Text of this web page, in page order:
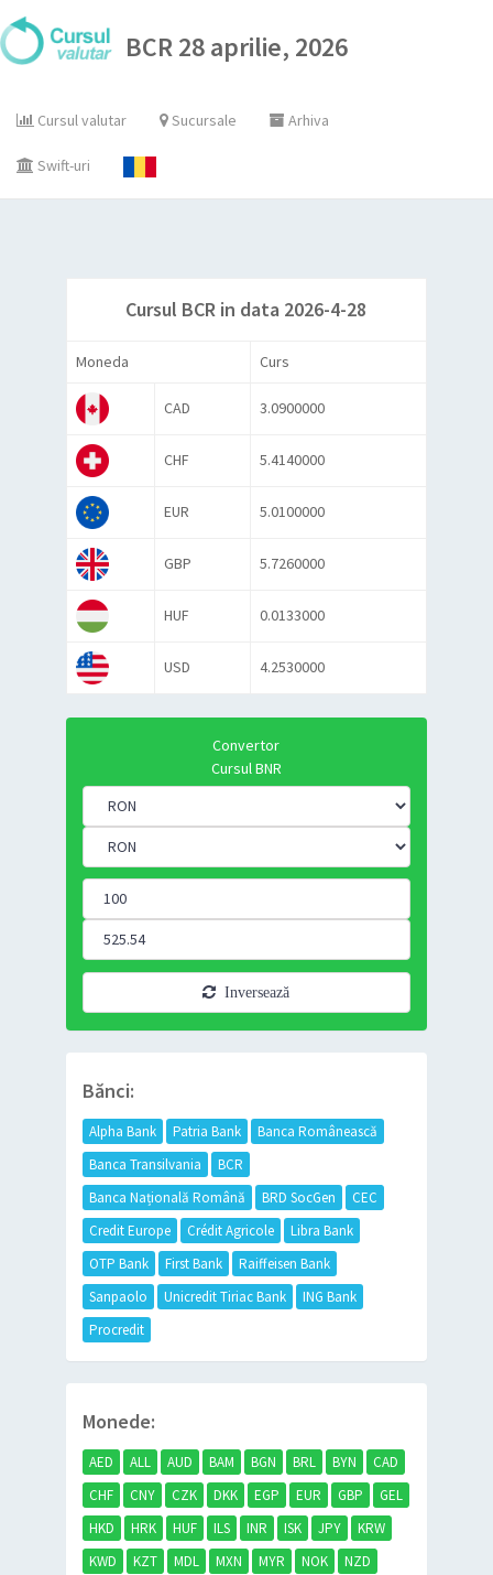
BCR 28 aprilie, 2026
Cursul valutar Sucursale Arhiva
Swift-uri
Cursul BCR in data 2026-4-28
Moneda Curs
CAD 3.0900000
CHF 5.4140000
EUR 5.0100000
GBP 5.7260000
HUF 0.0133000
USD 4.2530000
Convertor
Cursul BNR
Inversează
Bănci:
Alpha Bank Patria Bank
Banca Românească
Banca Transilvania
BCR
Banca Națională Română
BRD SocGen
CEC
Credit Europe
Crédit Agricole
Libra Bank
OTP Bank
First Bank
Raiffeisen Bank
Sanpaolo
Unicredit Tiriac Bank
ING Bank
Procredit
Monede:
AED ALL AUD BAM BGN BRL BYN
CAD
CHF
CNY CZK DKK EGP EUR GBP
GEL
HKD
HRK HUF ILS INR ISK JPY
KRW
KWD
KZT MDL MXN MYR NOK
NZD